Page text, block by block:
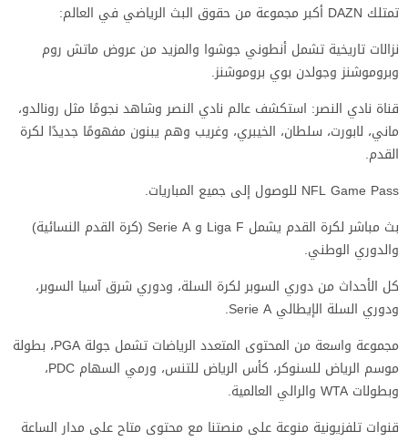
تمتلك DAZN أكبر مجموعة من حقوق البث الرياضي في العالم:
نزالات تاريخية تشمل أنطوني جوشوا والمزيد من عروض ماتش روم
وبروموشنز وجولدن بوي بروموشنز.
قناة نادي النصر: استكشف عالم نادي النصر وشاهد نجومًا مثل رونالدو،
ماني، لابورت، سلطان، الخيبري، وغريب وهم يبنون مفهومًا جديدًا لكرة
القدم.
NFL Game Pass للوصول إلى جميع المباريات.
بث مباشر لكرة القدم يشمل Liga F و Serie A (كرة القدم النسائية)
والدوري الوطني.
كل الأحداث من دوري السوبر لكرة السلة، ودوري شرق آسيا السوبر،
ودوري السلة الإيطالي Serie A.
مجموعة واسعة من المحتوى المتعدد الرياضات تشمل جولة PGA، بطولة
موسم الرياض للسنوكر، كأس الرياض للتنس، ورمي السهام PDC،
وبطولات WTA والرالي العالمية.
قنوات تلفزيونية منوعة على منصتنا مع محتوى متاح على مدار الساعة